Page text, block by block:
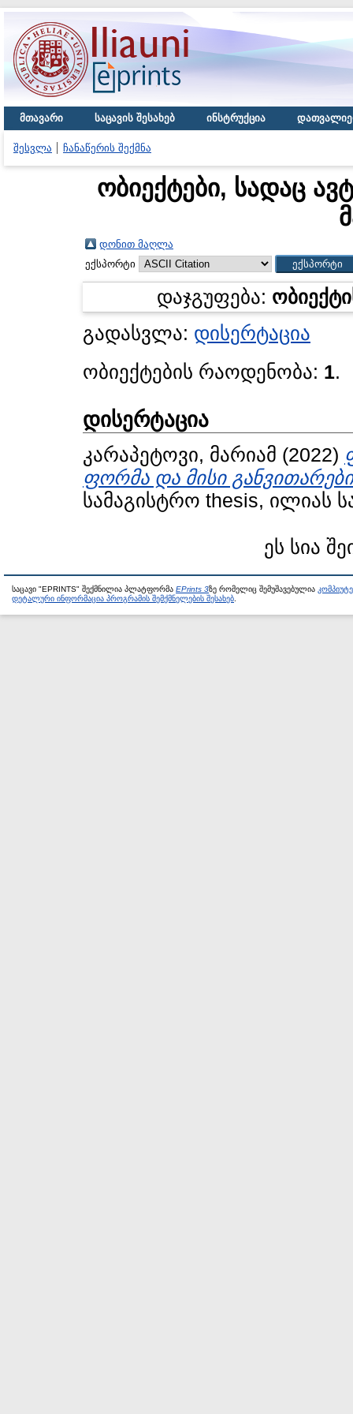
მთავარი საცავის შესახებ ინსტრუქცია
შესვლა ჩანაწერის შექმნა
ობიექტები, სადაც
დონით მაღლა
ექსპორტი
დაჯგუფება:
გადასვლა: დისერტაცია
ობიექტების რაოდენობა: 1.
დისერტაცია
კარაპეტოვი, მარიამ (2022)
ფორმა და მისი
სამაგისტრო thesis, ილიას
ეს სია
საცავი "EPRINTS" შექმნილია პლატფორმა EPrints 3ზე რომელიც შემუშავებულია
დეტალური ინფორმაცია პროგრამის შემქმნელების შესახებ